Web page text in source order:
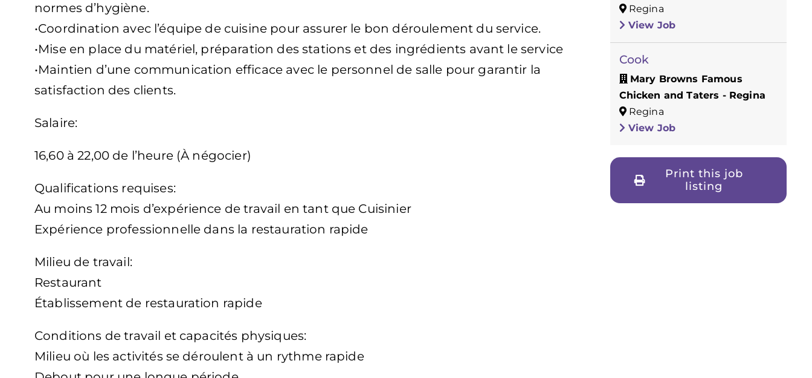
normes d’hygiène.
•Coordination avec l’équipe de cuisine pour assurer le bon déroulement du service.
•Mise en place du matériel, préparation des stations et des ingrédients avant le service
•Maintien d’une communication efficace avec le personnel de salle pour garantir la
satisfaction des clients.
Salaire:
16,60 à 22,00 de l’heure (À négocier)
Qualifications requises:
Au moins 12 mois d’expérience de travail en tant que Cuisinier
Expérience professionnelle dans la restauration rapide
Milieu de travail:
Restaurant
Établissement de restauration rapide
Conditions de travail et capacités physiques:
Milieu où les activités se déroulent à un rythme rapide
Regina
View Job
Cook
Mary Browns Famous
Chicken and Taters - Regina
Regina
View Job
Print this job
listing